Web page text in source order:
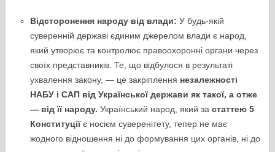
Відсторонення народу від влади: У будь-якій
суверенній державі єдиним джерелом влади є народ,
який утворює та контролює правоохоронні органи через
своїх представників. Те, що відбулося в результаті
ухвалення закону, — це закріплення незалежності
НАБУ і САП від Української держави як такої, а отже
— від її народу. Український народ, який за статтею 5
Конституціїє носієм суверенітету, тепер не має
жодного відношення ні до формування цих органів, ні до